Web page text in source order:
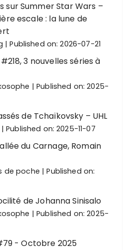
sur Summer Star Wars –
escale : la lune de
Published on: 2026-07-21
3 nouvelles séries à
Published on: 2025-
de Tchaïkovsky – UHL
Published on: 2025-11-07
du Carnage, Romain
de poche
Published on:
de Johanna Sinisalo
Published on: 2025-
- Octobre 2025